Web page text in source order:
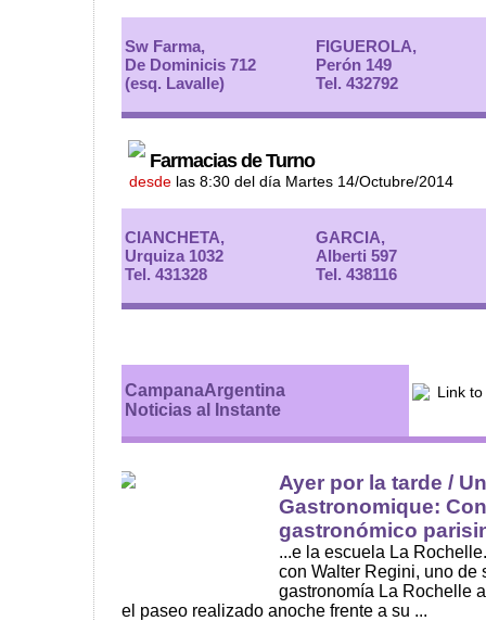
Sw Farma,
De Dominicis 712
(esq. Lavalle)
FIGUEROLA,
Perón 149
Tel. 432792
Farmacias de Turno
desde las 8:30 del día Martes 14/Octubre/2014
CIANCHETA,
Urquiza 1032
Tel. 431328
GARCIA,
Alberti 597
Tel. 438116
CampanaArgentina
Noticias al Instante
Ayer por la tarde /
Gastronomique:
gastronómico
...e la escuela La
con Walter Regini, uno de
gastronomía La Rochelle
el paseo realizado anoche frente a su ...